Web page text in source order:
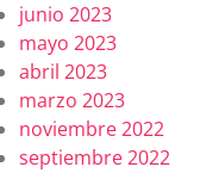
junio 2023
mayo 2023
abril 2023
marzo 2023
noviembre 2022
septiembre 2022